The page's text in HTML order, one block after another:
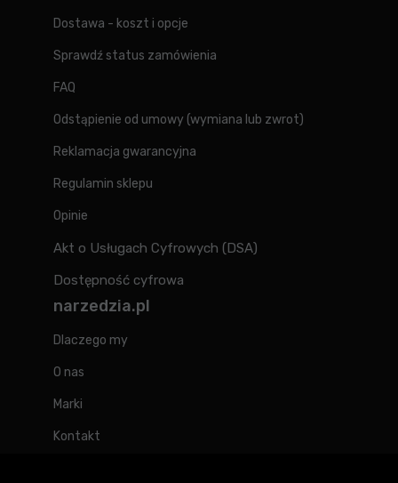
Dostawa - koszt i opcje
Sprawdź status zamówienia
FAQ
Odstąpienie od umowy (wymiana lub zwrot)
Reklamacja gwarancyjna
Regulamin sklepu
Opinie
Akt o Usługach Cyfrowych (DSA)
Dostępność cyfrowa
narzedzia.pl
Dlaczego my
O nas
Marki
Kontakt